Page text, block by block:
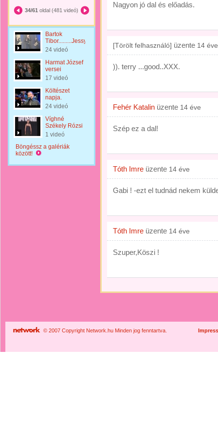
34/61 oldal (481 videó)
Bartok
Tibor.........Jessy
24 videó
Harmat József
versei
17 videó
Költészet
napja.
24 videó
Víghné
Székely Rózsi
1 videó
Böngéssz a galériák
között!
Nagyon jó dal és előadás.
[Törölt felhasználó] üzente 14 éve
)). terry ...good..XXX.
Fehér Katalin üzente 14 éve
Szép ez a dal!
Tóth Imre üzente 14 éve
Gabi ! -ezt el tudnád nekem
Tóth Imre üzente 14 éve
Szuper,Köszi !
© 2007 Copyright Network.hu Minden jog fenntartva.